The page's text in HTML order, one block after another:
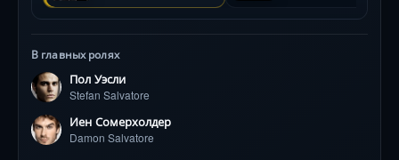
В главных ролях
Пол Уэсли
Stefan Salvatore
Иен Сомерхолдер
Damon Salvatore